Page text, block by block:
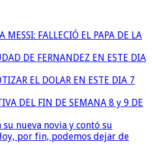
MESSI: FALLECIÓ EL PAPA DE LA
DE FERNANDEZ EN ESTE DIA
EL DOLAR EN ESTE DIA 7
DEL FIN DE SEMANA 8 y 9 DE
nueva novia y contó su
por fin, podemos dejar de